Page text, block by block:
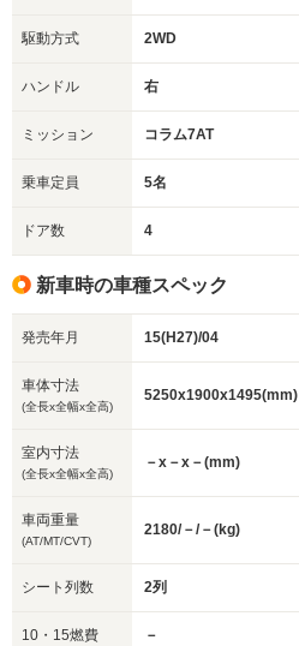
駆動方式 2WD
ハンドル 右
ミッション コラム7AT
乗車定員 5名
ドア数 4
新車時の車種スペック
発売年月 15(H27)/04
車体寸法
(全長x全幅x全高)
5250x1900x1495(mm)
室内寸法
(全長x全幅x全高)
－x－x－(mm)
車両重量
(AT/MT/CVT)
2180/－/－(kg)
シート列数 2列
10・15燃費 －